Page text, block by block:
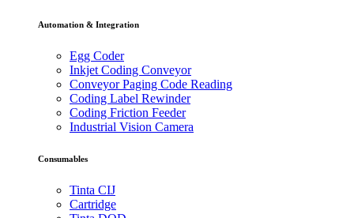
Automation & Integration
Egg Coder
Inkjet Coding Conveyor
Conveyor Paging Code Reading
Coding Label Rewinder
Coding Friction Feeder
Industrial Vision Camera
Consumables
Tinta CIJ
Cartridge